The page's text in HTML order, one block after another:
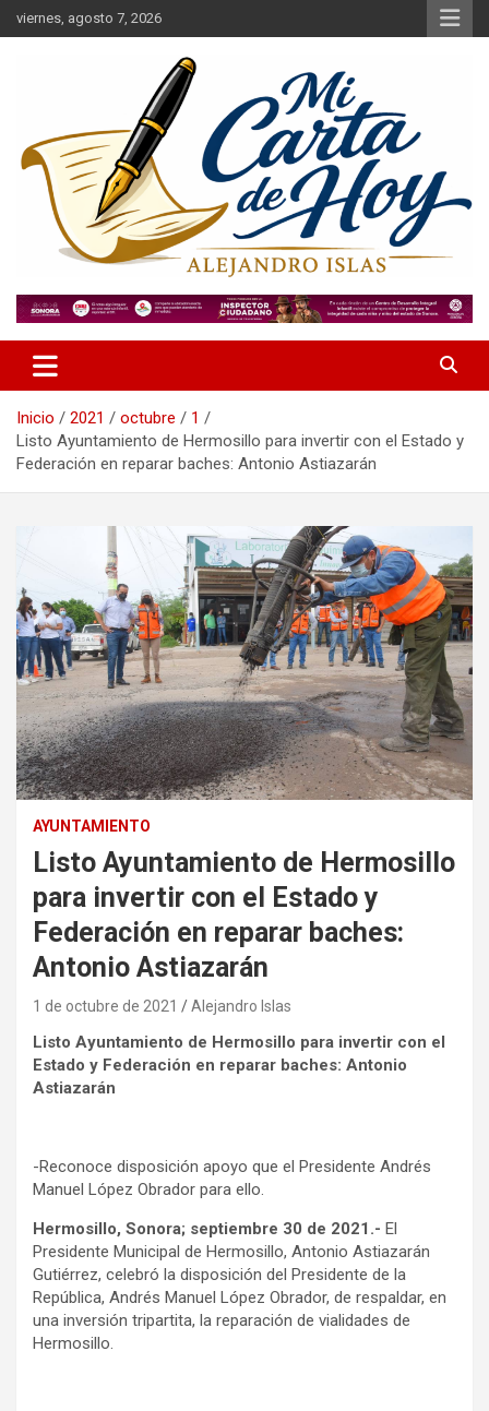
Saltar
al
viernes, agosto 7, 2026
Mi Carta de Hoy
Inicio 2021 octubre
1
Listo Ayuntamiento de Hermosillo para invertir con el Estado y
Federación en reparar baches: Antonio Astiazarán
AYUNTAMIENTO
Listo Ayuntamiento de Hermosillo
para invertir con el Estado y
Federación en reparar baches:
Antonio Astiazarán
1 de octubre de 2021 Alejandro Islas
Listo Ayuntamiento de Hermosillo para invertir con el
Estado y Federación en reparar baches: Antonio
Astiazarán
-Reconoce disposición apoyo que el Presidente Andrés
Manuel López Obrador para ello.
Hermosillo, Sonora; septiembre 30 de 2021.- El
Presidente Municipal de Hermosillo, Antonio Astiazarán
Gutiérrez, celebró la disposición del Presidente de la
República, Andrés Manuel López Obrador, de respaldar, en
una inversión tripartita, la reparación de vialidades de
Hermosillo.